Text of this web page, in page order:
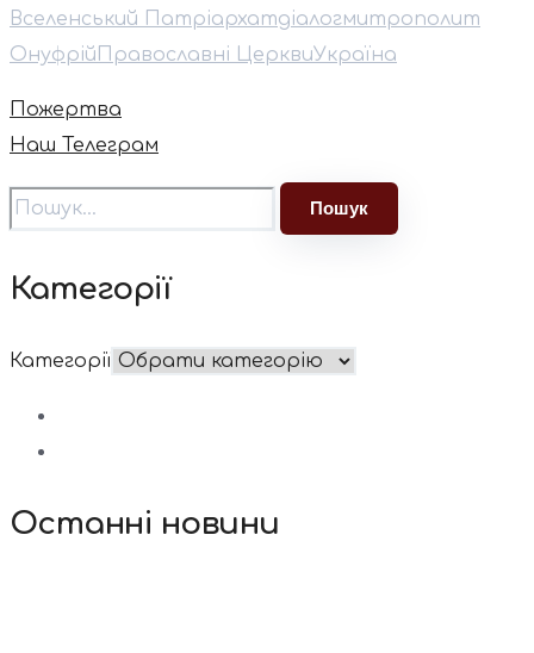
Вселенський Патріархатдіалогмитрополит
Онуфрій Православні ЦерквиУкраїна
Пожертва
Наш Телеграм
Категорії
Категорії
Останні новини